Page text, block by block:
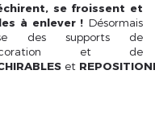
se froissent et
à enlever ! Désormais
des supports de
et de
et